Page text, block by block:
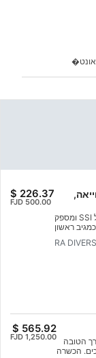
React Right הוא קורס תגובה ראשונה לחירום של SSI ומספק
ראשון
מתן חמצן
חיצוני
והחייאה, לתת חמצן ולספק תמיכה באמצעות AED במצב
RA
הטובה
הכשרה